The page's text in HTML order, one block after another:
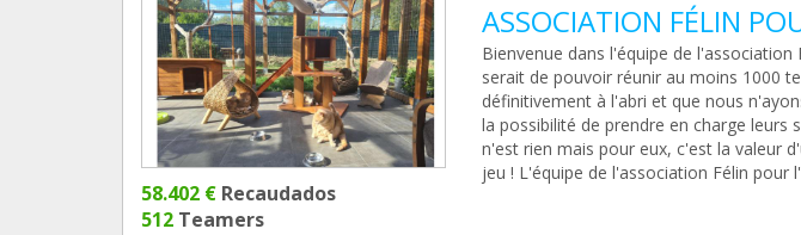
58.402 € Recaudados
512 Teamers
ASSOCIATION FÉLIN
Bienvenue dans l'équipe de
serait de pouvoir réunir au moins 1000
définitivement à l'abri et que nous
la possibilité de prendre en charge leurs
n'est rien mais pour eux, c'est la valeur
jeu ! L'équipe de l'association Félin pour